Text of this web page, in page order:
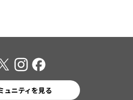
ュニティを見る